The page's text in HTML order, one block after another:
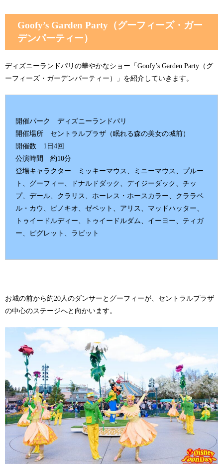
Goofy’s Garden Party（グーフィーズ・ガー
デンパーティー）
ディズニーランドパリの華やかなショー「Goofy’s Garden Party（グ
ーフィーズ・ガーデンパーティー）」を紹介していきます。
開催パーク ディズニーランドパリ
開催場所 セントラルプラザ（眠れる森の美女の城前）
開催数 1日4回
公演時間 約10分
登場キャラクター ミッキーマウス、ミニーマウス、プルー
ト、グーフィー、ドナルドダック、デイジーダック、チッ
プ、デール、クラリス、ホーレス・ホースカラー、クララベ
ル・カウ、ピノキオ、ゼペット、アリス、マッドハッター、
トゥイードルディー、トゥイードルダム、イーヨー、ティガ
ー、ピグレット、ラビット
お城の前から約20人のダンサーとグーフィーが、セントラルプラザ
の中心のステージへと向かいます。